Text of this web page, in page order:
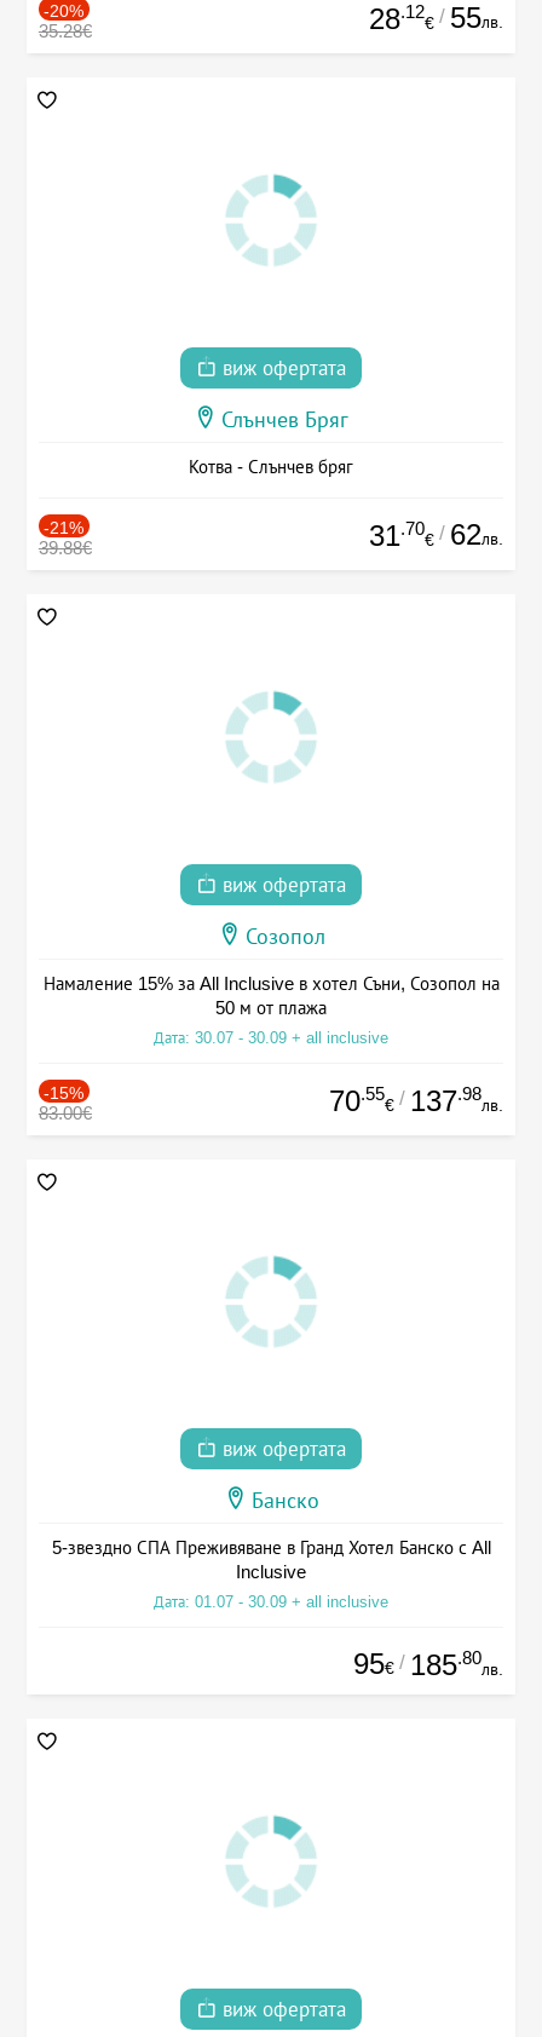
-20%
35.28€ 28.12
€ / 55лв.
виж офертата
Слънчев Бряг
Котва - Слънчев бряг
-21%
39.88€ 31.70
€ / 62лв.
виж офертата
Созопол
Намаление 15% за All Inclusive в хотел Съни, Созопол на
50 м от плажа
Дата: 30.07 - 30.09 + all inclusive
-15%
83.00€ 70.55
€ / 137.98
лв.
виж офертата
Банско
5-звездно СПА Преживяване в Гранд Хотел Банско с All
Inclusive
Дата: 01.07 - 30.09 + all inclusive
95€ / 185.80
лв.
виж офертата